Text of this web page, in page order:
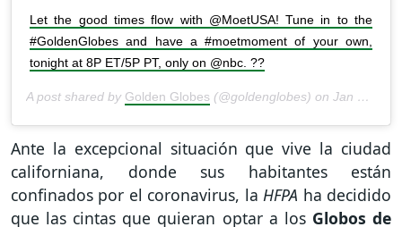
Let the good times flow with @MoetUSA! Tune in to the
#GoldenGlobes and have a #moetmoment of your own,
tonight at 8P ET/5P PT, only on @nbc. ??
A post shared by Golden Globes (@goldenglobes) on Jan 5, 2020 at 11:01am PST
Ante la excepcional situación que vive la ciudad
californiana, donde sus habitantes están
confinados por el coronavirus, laHFPA ha decidido
que las cintas que quieran optar a losGlobos de